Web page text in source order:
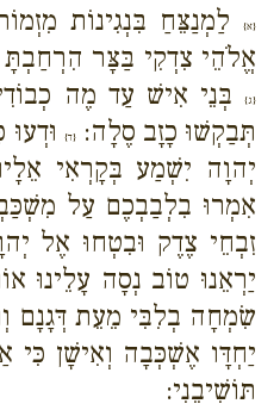
{א} לַמְנַצֵּחַ בִּנְגִינוֹת
אֱלֹהֵי צִדְקִי בַּצָּר הִרְחַבְתָּ
{ג}
בְּנֵי אִישׁ עַד מֶה
תְּבַקְשׁוּ כָזָב סֶלָה:{ד}
יְהוָה יִשְׁמַע בְּקָרְאִי
אִמְרוּ בִלְבַבְכֶם עַל
זִבְחֵי צֶדֶק וּבִטְחוּ אֶל
יַרְאֵנוּ טוֹב נְסָה עָלֵינוּ
שִׂמְחָה בְלִבִּי מֵעֵת דְּגָנָם
יַחְדָּו אֶשְׁכְּבָה וְאִישָׁן
תּוֹשִׁיבֵנִי: